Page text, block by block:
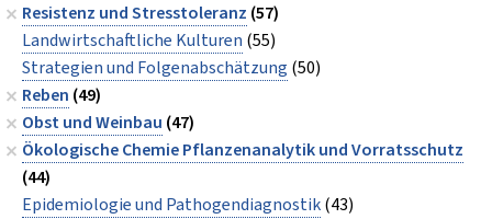
Resistenz und Stresstoleranz (57)
Landwirtschaftliche Kulturen (55)
Strategien und Folgenabschätzung (50)
Reben (49)
Obst und Weinbau (47)
Ökologische Chemie Pflanzenanalytik und Vorratsschutz
(44)
Epidemiologie und Pathogendiagnostik(43)